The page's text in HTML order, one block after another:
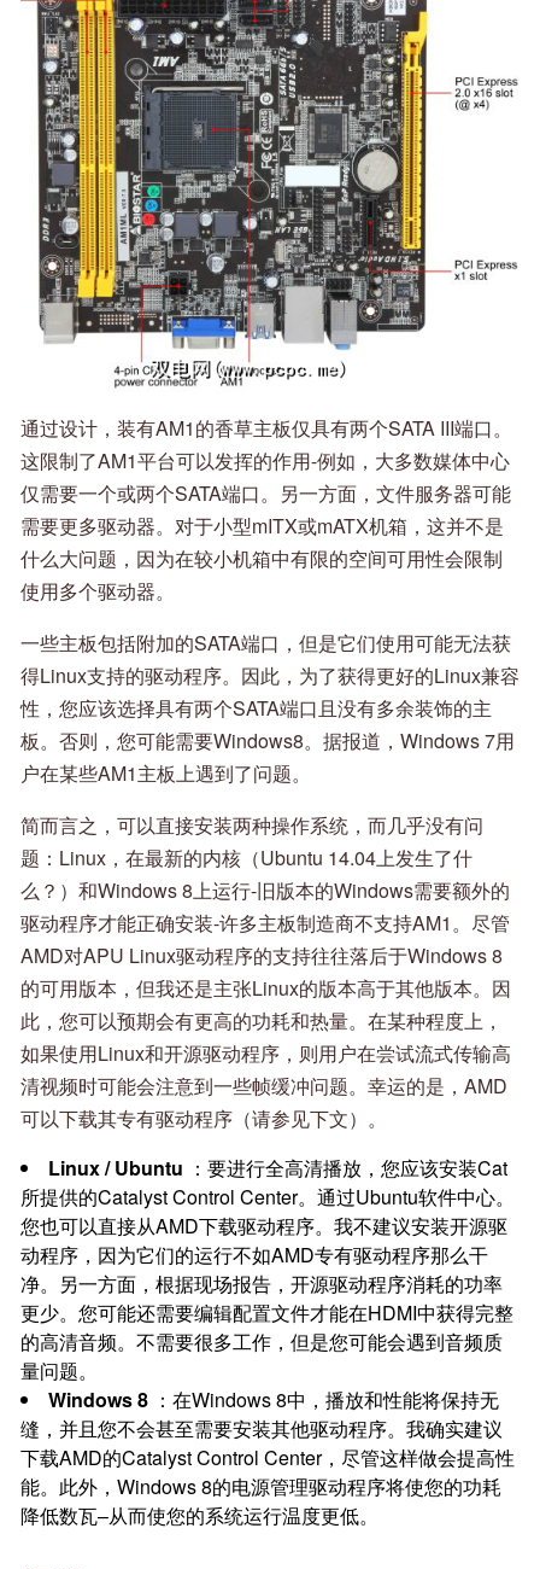
通过设计，装有AM1的香草主板仅具有两个SATA III端口。
这限制了AM1平台可以发挥的作用-例如，大多数媒体中心
仅需要一个或两个SATA端口。另一方面，文件服务器可能
需要更多驱动器。对于小型mITX或mATX机箱，这并不是
什么大问题，因为在较小机箱中有限的空间可用性会限制
使用多个驱动器。
一些主板包括附加的SATA端口，但是它们使用可能无法获
得Linux支持的驱动程序。因此，为了获得更好的Linux兼容
性，您应该选择具有两个SATA端口且没有多余装饰的主
板。否则，您可能需要Windows8。据报道，Windows 7用
户在某些AM1主板上遇到了问题。
简而言之，可以直接安装两种操作系统，而几乎没有问
题：Linux，在最新的内核（Ubuntu 14.04上发生了什
么？）和Windows 8上运行-旧版本的Windows需要额外的
驱动程序才能正确安装-许多主板制造商不支持AM1。尽管
AMD对APU Linux驱动程序的支持往往落后于Windows 8
的可用版本，但我还是主张Linux的版本高于其他版本。因
此，您可以预期会有更高的功耗和热量。在某种程度上，
如果使用Linux和开源驱动程序，则用户在尝试流式传输高
清视频时可能会注意到一些帧缓冲问题。幸运的是，AMD
可以下载其专有驱动程序（请参见下文）。
Linux / Ubuntu ：要进行全高清播放，您应该安装Cat
所提供的Catalyst Control Center。通过Ubuntu软件中心。
您也可以直接从AMD下载驱动程序。我不建议安装开源驱
动程序，因为它们的运行不如AMD专有驱动程序那么干
净。另一方面，根据现场报告，开源驱动程序消耗的功率
更少。您可能还需要编辑配置文件才能在HDMI中获得完整
的高清音频。不需要很多工作，但是您可能会遇到音频质
量问题。
Windows 8 ：在Windows 8中，播放和性能将保持无
缝，并且您不会甚至需要安装其他驱动程序。我确实建议
下载AMD的Catalyst Control Center，尽管这样做会提高性
能。此外，Windows 8的电源管理驱动程序将使您的功耗
降低数瓦–从而使您的系统运行温度更低。